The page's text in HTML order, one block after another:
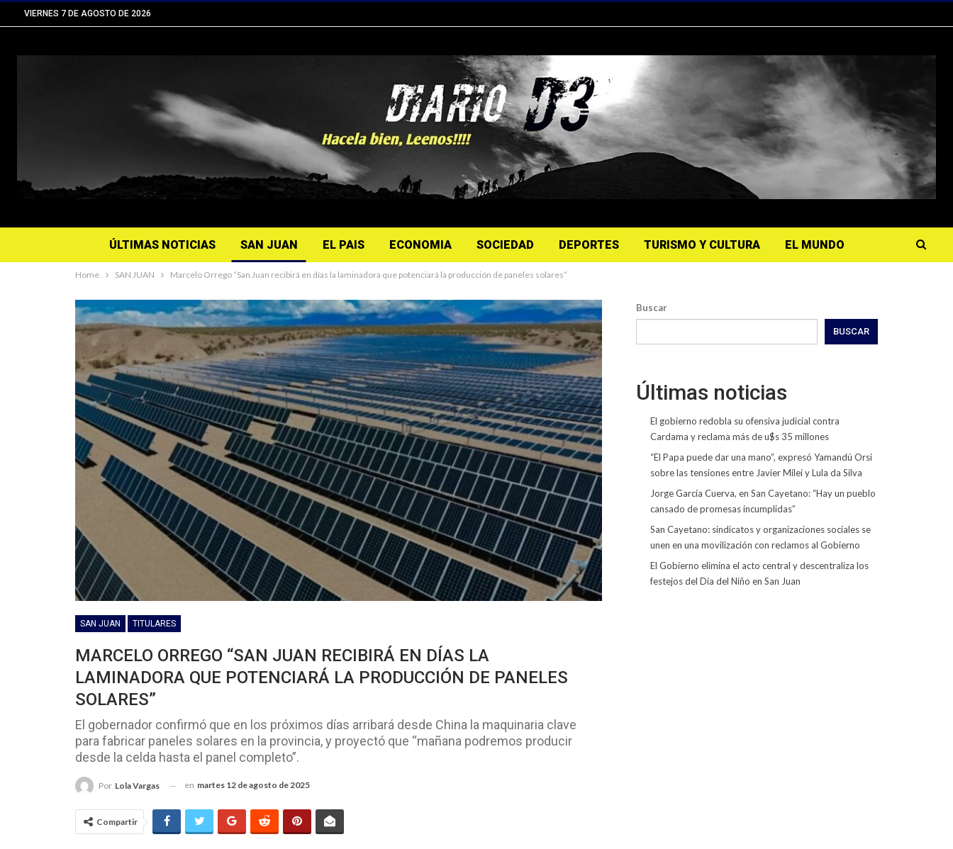
VIERNES 7 DE AGOSTO DE 2026
ÚLTIMAS NOTICIAS SAN JUAN EL PAIS ECONOMIA SOCIEDAD DEPORTES TURISMO Y CULTURA EL MUNDO
Home SAN JUAN Marcelo Orrego “San Juan recibirá en días la laminadora que potenciará la producción de paneles solares”
SAN JUAN TITULARES
MARCELO ORREGO “SAN JUAN RECIBIRÁ EN DÍAS LA
LAMINADORA QUE POTENCIARÁ LA PRODUCCIÓN DE PANELES
SOLARES”
El gobernador confirmó que en los próximos días arribará desde China la maquinaria clave
para fabricar paneles solares en la provincia, y proyectó que “mañana podremos producir
desde la celda hasta el panel completo”.
Por Lola Vargas en martes 12 de agosto de 2025
Compartir
Buscar
BUSCAR
Últimas noticias
El gobierno redobla su ofensiva judicial contra
Cardama y reclama más de u$s 35 millones
“El Papa puede dar una mano”, expresó Yamandú Orsi
sobre las tensiones entre Javier Milei y Lula da Silva
Jorge García Cuerva, en San Cayetano: “Hay un pueblo
cansado de promesas incumplidas”
San Cayetano: sindicatos y organizaciones sociales se
unen en una movilización con reclamos al Gobierno
El Gobierno elimina el acto central y descentraliza los
festejos del Día del Niño en San Juan